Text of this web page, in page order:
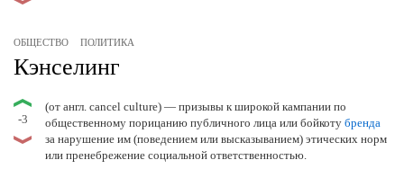
ВОЙТИ
ОБЩЕСТВО ПОЛИТИКА
Кэнселинг
-3
(от англ. cancel culture) — призывы к широкой кампании по
общественному порицанию публичного лица или бойкоту бренда
за нарушение им (поведением или высказыванием) этических норм
или пренебрежение социальной ответственностью.